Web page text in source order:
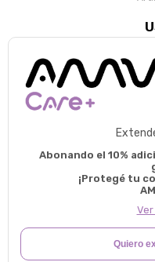
Abonando el 10%
¡Protegé tu
Quiero